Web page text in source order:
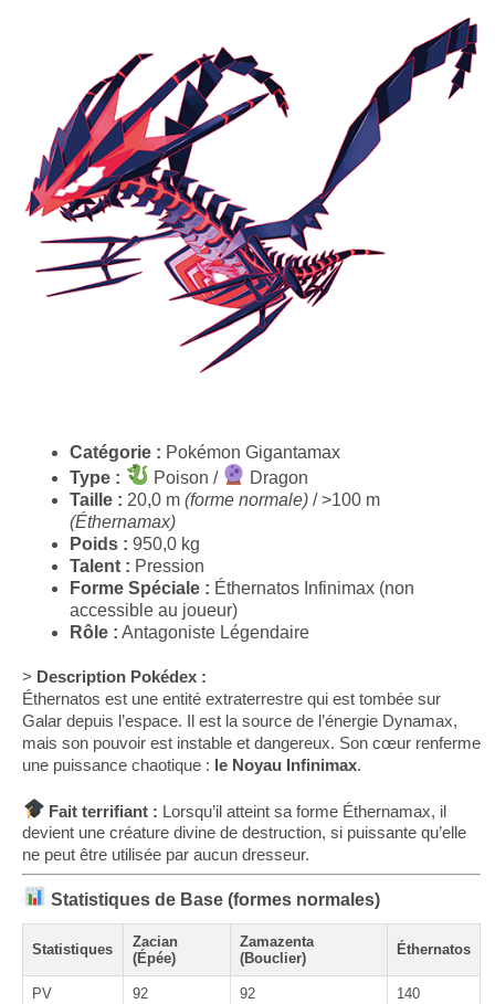
Catégorie : Pokémon Gigantamax
Type :
Poison /
Dragon
Taille : 20,0 m (forme normale) / >100 m
(Éthernamax)
Poids : 950,0 kg
Talent : Pression
Forme Spéciale : Éthernatos Infinimax (non
accessible au joueur)
Rôle : Antagoniste Légendaire
> Description Pokédex :
Éthernatos est une entité extraterrestre qui est tombée sur
Galar depuis l’espace. Il est la source de l’énergie Dynamax,
mais son pouvoir est instable et dangereux. Son cœur renferme
une puissance chaotique : le Noyau Infinimax.
Fait terrifiant : Lorsqu’il atteint sa forme Éthernamax, il
devient une créature divine de destruction, si puissante qu’elle
ne peut être utilisée par aucun dresseur.
Statistiques de Base (formes normales)
Statistiques
Zacian
(Épée)
Zamazenta
(Bouclier)
Éthernatos
PV 92 92 140